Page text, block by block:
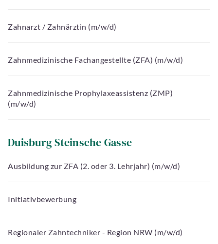
Zahnarzt / Zahnärztin (m/w/d)
Zahnmedizinische Fachangestellte (ZFA) (m/w/d)
Zahnmedizinische Prophylaxeassistenz (ZMP)
(m/w/d)
Duisburg Steinsche Gasse
Ausbildung zur ZFA (2. oder 3. Lehrjahr) (m/w/d)
Initiativbewerbung
Regionaler Zahntechniker - Region NRW (m/w/d)